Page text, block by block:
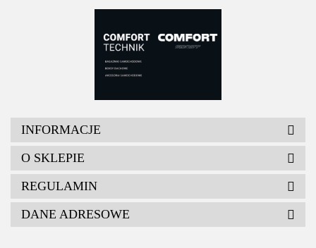
INFORMACJE
O SKLEPIE
REGULAMIN
DANE ADRESOWE